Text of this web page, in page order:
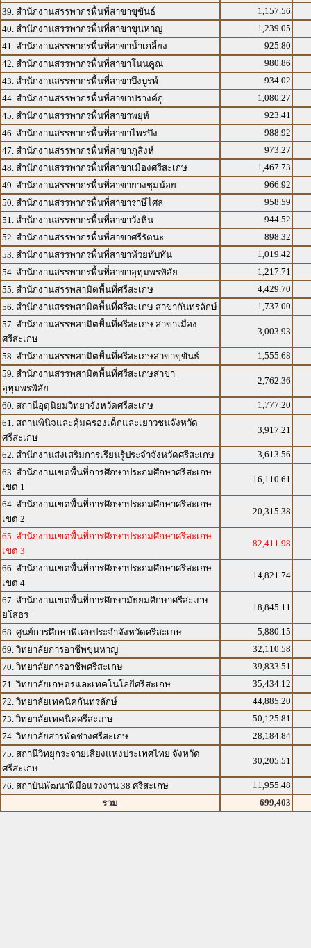
39. สำนักงานสรรพากรพื้นที่สาขาขุขันธ์
1,157.56
40. สำนักงานสรรพากรพื้นที่สาขาขุนหาญ
1,239.05
41. สำนักงานสรรพากรพื้นที่สาขาน้ำเกลี้ยง
925.80
42. สำนักงานสรรพากรพื้นที่สาขาโนนคูณ
980.86
43. สำนักงานสรรพากรพื้นที่สาขาบึงบูรพ์
934.02
44. สำนักงานสรรพากรพื้นที่สาขาปรางค์กู่
1,080.27
45. สำนักงานสรรพากรพื้นที่สาขาพยุห์
923.41
46. สำนักงานสรรพากรพื้นที่สาขาไพรบึง
988.92
47. สำนักงานสรรพากรพื้นที่สาขาภูสิงห์
973.27
48. สำนักงานสรรพากรพื้นที่สาขาเมืองศรีสะเกษ
1,467.73
49. สำนักงานสรรพากรพื้นที่สาขายางชุมน้อย
966.92
50. สำนักงานสรรพากรพื้นที่สาขาราษีไศล
958.59
51. สำนักงานสรรพากรพื้นที่สาขาวังหิน
944.52
52. สำนักงานสรรพากรพื้นที่สาขาศรีรัตนะ
898.32
53. สำนักงานสรรพากรพื้นที่สาขาห้วยทับทัน
1,019.42
54. สำนักงานสรรพากรพื้นที่สาขาอุทุมพรพิสัย
1,217.71
55. สำนักงานสรรพสามิตพื้นที่ศรีสะเกษ
4,429.70
56. สำนักงานสรรพสามิตพื้นที่ศรีสะเกษ สาขากันทรลักษ์
1,737.00
57. สำนักงานสรรพสามิตพื้นที่ศรีสะเกษ สาขาเมือง
ศรีสะเกษ
3,003.93
58. สำนักงานสรรพสามิตพื้นที่ศรีสะเกษสาขาขุขันธ์
1,555.68
59. สำนักงานสรรพสามิตพื้นที่ศรีสะเกษสาขา
อุทุมพรพิสัย
2,762.36
60. สถานีอุตุนิยมวิทยาจังหวัดศรีสะเกษ
1,777.20
61. สถานพินิจและคุ้มครองเด็กและเยาวชนจังหวัด
ศรีสะเกษ
3,917.21
62. สำนักงานส่งเสริมการเรียนรู้ประจำจังหวัดศรีสะเกษ
3,613.56
63. สำนักงานเขตพื้นที่การศึกษาประถมศึกษาศรีสะเกษ
เขต 1
16,110.61
64. สำนักงานเขตพื้นที่การศึกษาประถมศึกษาศรีสะเกษ
เขต 2
20,315.38
65. สำนักงานเขตพื้นที่การศึกษาประถมศึกษาศรีสะเกษ
เขต 3
82,411.98
66. สำนักงานเขตพื้นที่การศึกษาประถมศึกษาศรีสะเกษ
เขต 4
14,821.74
67. สำนักงานเขตพื้นที่การศึกษามัธยมศึกษาศรีสะเกษ
ยโสธร
18,845.11
68. ศูนย์การศึกษาพิเศษประจำจังหวัดศรีสะเกษ
5,880.15
69. วิทยาลัยการอาชีพขุนหาญ
32,110.58
70. วิทยาลัยการอาชีพศรีสะเกษ
39,833.51
71. วิทยาลัยเกษตรและเทคโนโลยีศรีสะเกษ
35,434.12
72. วิทยาลัยเทคนิคกันทรลักษ์
44,885.20
73. วิทยาลัยเทคนิคศรีสะเกษ
50,125.81
74. วิทยาลัยสารพัดช่างศรีสะเกษ
28,184.84
75. สถานีวิทยุกระจายเสียงแห่งประเทศไทย จังหวัด
ศรีสะเกษ
30,205.51
76. สถาบันพัฒนาฝีมือแรงงาน 38 ศรีสะเกษ
11,955.48
รวม
699,403